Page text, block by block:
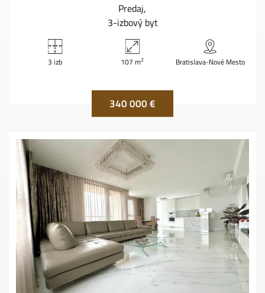
Predaj
3-izbový byt
3 izb 107 m2 Bratislava-Nové Mesto
340 000 €